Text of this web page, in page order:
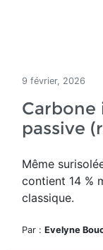
9 février, 2026
Carbone
passive
Même
contient 14 %
classique.
Par : Evelyne